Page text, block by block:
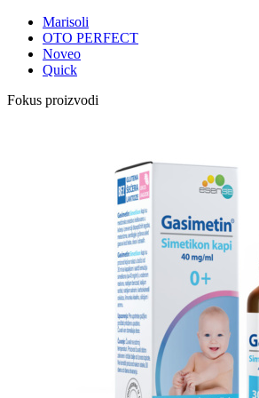
Marisoli
OTO PERFECT
Noveo
Quick
Fokus proizvodi